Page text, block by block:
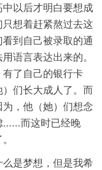
以后才明白要想成
想着赶紧熬过去这
到自己被录取的通
语言表达出来的。
了自己的银行卡
们长大成人了。而
，他（她）们想念
......而这时已经晚
是梦想，但是我希